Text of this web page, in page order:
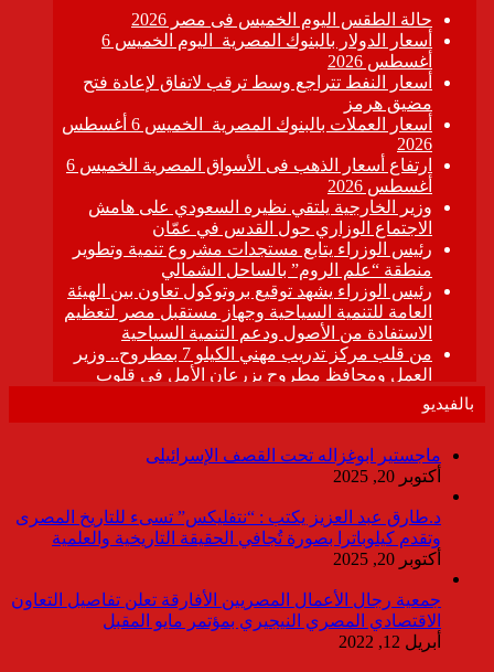
بالفيديو
ماجستير ابوغزاله تحت القصف الإسرائيلى
أكتوبر 20, 2025
د.طارق عبد العزيز يكتب : “نتفليكس” تسىء للتاريخ المصرى
وتقدم كيلوباترا بصورة تُجافي الحقيقة التاريخية والعلمية
أكتوبر 20, 2025
جمعية رجال الأعمال المصريين الأفارقة تعلن تفاصيل التعاون
الاقتصادي المصري النيجيري بمؤتمر مايو المقبل
أبريل 12, 2022